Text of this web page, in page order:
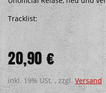
Tracklist:
20,90 €
inkl. 19% USt. , zzgl. Versand